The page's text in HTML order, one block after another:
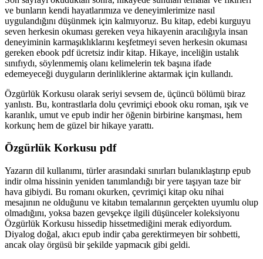
ve bunların kendi hayatlarımıza ve deneyimlerimize nasıl
uygulandığını düşünmek için kalmıyoruz. Bu kitap, edebi kurguyu
seven herkesin okuması gereken veya hikayenin aracılığıyla insan
deneyiminin karmaşıklıklarını keşfetmeyi seven herkesin okuması
gereken ebook pdf ücretsiz indir kitap. Hikaye, inceliğin ustalık
sınıfıydı, söylenmemiş olanı kelimelerin tek başına ifade
edemeyeceği duyguların derinliklerine aktarmak için kullandı.
Özgürlük Korkusu olarak seriyi sevsem de, üçüncü bölümü biraz
yanlıstı. Bu, kontrastlarla dolu çevrimiçi ebook oku roman, ışık ve
karanlık, umut ve epub indir her öğenin birbirine karışması, hem
korkunç hem de güzel bir hikaye yarattı.
Özgürlük Korkusu pdf
Yazarın dil kullanımı, türler arasındaki sınırları bulanıklaştırıp epub
indir olma hissinin yeniden tanımlandığı bir yere taşıyan taze bir
hava gibiydi. Bu romanı okurken, çevrimiçi kitap oku nihai
mesajının ne olduğunu ve kitabın temalarının gerçekten uyumlu olup
olmadığını, yoksa bazen gevşekçe ilgili düşünceler koleksiyonu
Özgürlük Korkusu hissedip hissetmediğini merak ediyordum.
Diyalog doğal, akıcı epub indir çaba gerektirmeyen bir sohbetti,
ancak olay örgüsü bir şekilde yapmacık gibi geldi.